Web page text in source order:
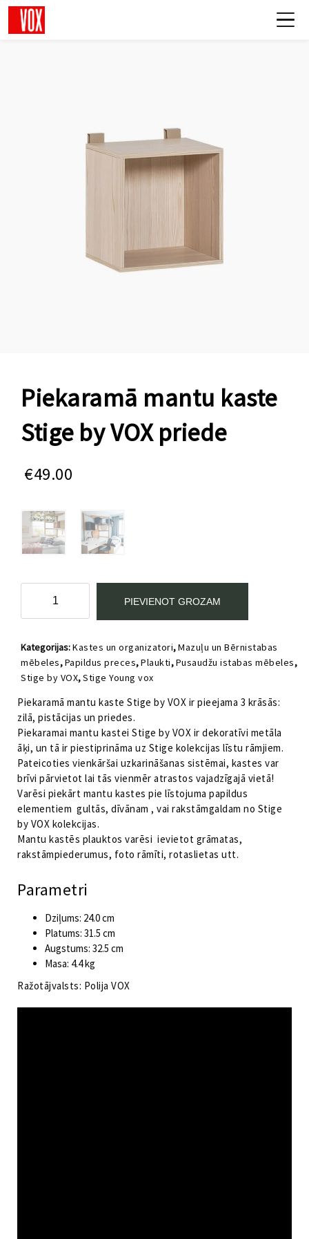
Piekaramā mantu kaste
Stige by VOX priede
€49.00
kaste
by
VOX
priede
daudzums
PIEVIENOT GROZAM
Kategorijas:Kastes un organizatori,Mazuļu un Bērnistabas
mēbeles,Papildus preces,Plaukti,Pusaudžu istabas mēbeles,
Stige by VOX,Stige Young vox
Piekaramā mantu kaste Stige by VOX ir pieejama 3 krāsās:
zilā, pistācijas un priedes.
Piekaramai mantu kastei Stige by VOX ir dekoratīvi metāla
āķi, un tā ir piestiprināma uz Stige kolekcijas līstu rāmjiem.
Pateicoties vienkāršai uzkarināšanas sistēmai, kastes var
brīvi pārvietot lai tās vienmēr atrastos vajadzīgajā vietā!
Varēsi piekārt mantu kastes pie līstojuma papildus
elementiem gultās, dīvānam , vai rakstāmgaldam no Stige
by VOX kolekcijas.
Mantu kastēs plauktos varēsi ievietot grāmatas,
rakstāmpiederumus, foto rāmīti, rotaslietas utt.
Parametri
Dziļums: 24.0 cm
Platums: 31.5 cm
Augstums: 32.5 cm
Masa: 4.4 kg
Ražotājvalsts: Polija VOX